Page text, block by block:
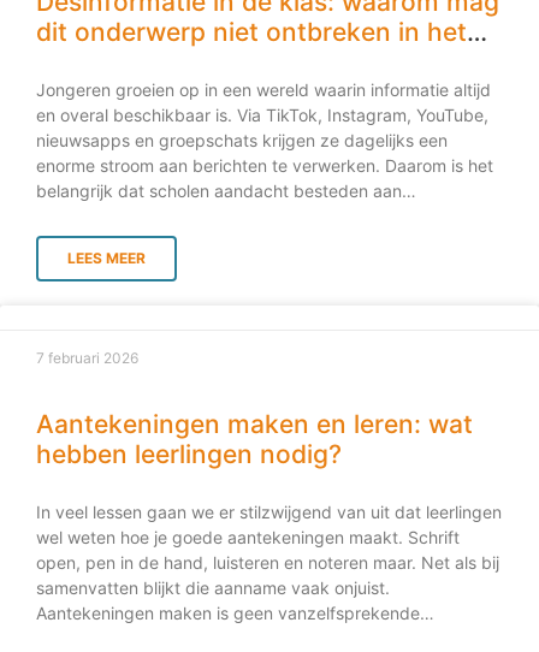
waarin iedere leerling tot zijn recht komt en zich veilig
voelt. De basis van
dit onderwerp niet ontbreken in het
Jongeren groeien op in een wereld waarin informatie altijd
en overal beschikbaar is. Via TikTok, Instagram, YouTube,
nieuwsapps en groepschats krijgen ze dagelijks een
enorme stroom aan berichten te verwerken. Daarom is het
belangrijk dat scholen aandacht besteden aan
kunnen beoordelen. Wat is desinformatie en waarom is
het zo lastig te herkennen? Desinformatie is misleidende
de intentie, maar voor jongeren is dat onderscheid vaak
om intentie vast te stellen. Daarom is het zinvoller om met
je leerlingen te kijken naar de inhoud en het effect van een
bericht, in plaats van direct te focussen op de vraag of iets
LEES MEER
Aantekeningen maken en leren: wat
hebben leerlingen nodig?
In veel lessen gaan we er stilzwijgend van uit dat leerlingen
wel weten hoe je goede aantekeningen maakt. Schrift
open, pen in de hand, luisteren en noteren maar. Net als bij
samenvatten blijkt die aanname vaak onjuist.
Aantekeningen maken is geen vanzelfsprekende
7 februari 2026